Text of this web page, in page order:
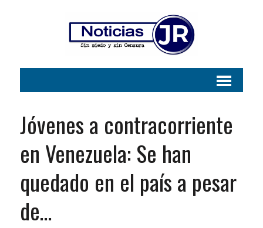
Jóvenes a contracorriente
en Venezuela: Se han
quedado en el país a pesar
de…